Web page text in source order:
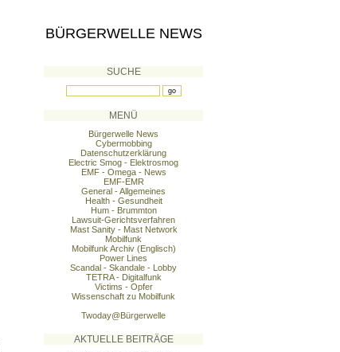
BÜRGERWELLE NEWS
SUCHE
MENÜ
Bürgerwelle News
Cybermobbing
Datenschutzerklärung
Electric Smog - Elektrosmog
EMF - Omega - News
EMF-EMR
General - Allgemeines
Health - Gesundheit
Hum - Brummton
Lawsuit-Gerichtsverfahren
Mast Sanity - Mast Network
Mobilfunk
Mobilfunk Archiv (Englisch)
Power Lines
Scandal - Skandale - Lobby
TETRA - Digitalfunk
Victims - Opfer
Wissenschaft zu Mobilfunk
Twoday@Bürgerwelle
AKTUELLE BEITRÄGE